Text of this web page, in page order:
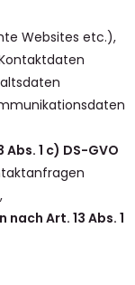
Websites etc.),
1 c) DS-GVO
Art. 13 Abs. 1